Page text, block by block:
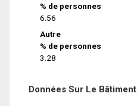
% de personnes
6.56
Autre
% de personnes
3.28
Données Sur Le Bâtiment